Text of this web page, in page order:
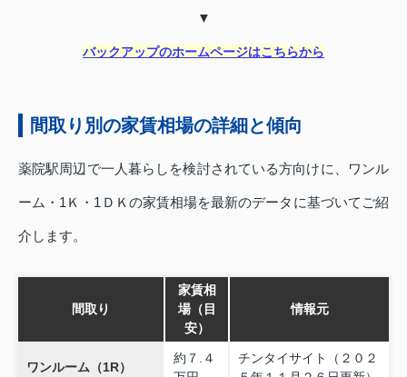
▼
バックアップのホームページはこちらから
間取り別の家賃相場の詳細と傾向
薬院駅周辺で一人暮らしを検討されている方向けに、ワンル
ーム・1Ｋ・1ＤＫの家賃相場を最新のデータに基づいてご紹
介します。
間取り
家賃相
場（目
安）
情報元
ワンルーム（1R）
約７.４
チンタイサイト（２０２